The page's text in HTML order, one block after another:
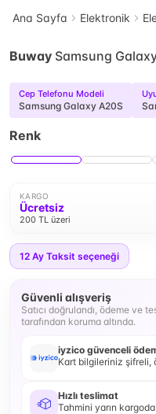
Ana Sayfa Elektronik
Buway Samsung
Cep Telefonu Modeli
Samsung Galaxy A20S
Renk
KARGO
Ücretsiz
200 TL üzeri
12 Ay Taksit seçeneği
Güvenli alışveriş
Satıcı doğrulandı, ödeme ve
tarafından koruma altında.
iyzico güvenceli
Kart bilgileriniz şifreli,
Hızlı teslimat
Tahmini yarın kargoda